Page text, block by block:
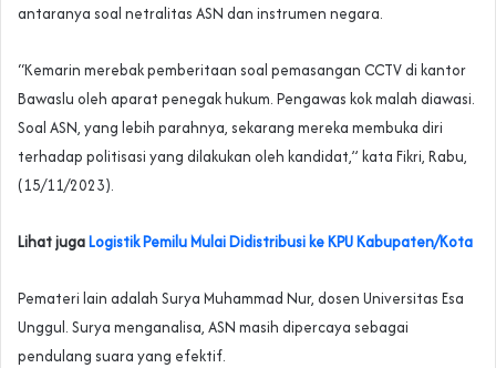
antaranya soal netralitas ASN dan instrumen negara.
“Kemarin merebak pemberitaan soal pemasangan CCTV di kantor
Bawaslu oleh aparat penegak hukum. Pengawas kok malah diawasi.
Soal ASN, yang lebih parahnya, sekarang mereka membuka diri
terhadap politisasi yang dilakukan oleh kandidat,” kata Fikri, Rabu,
(15/11/2023).
Lihat jugaLogistik Pemilu Mulai Didistribusi ke KPU Kabupaten/Kota
Pemateri lain adalah Surya Muhammad Nur, dosen Universitas Esa
Unggul. Surya menganalisa, ASN masih dipercaya sebagai
pendulang suara yang efektif.